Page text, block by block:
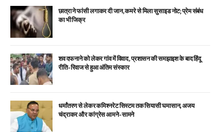
छात्रा ने फांसी लगाकर दी जान, कमरे से मिला सुसाइड नोट; प्रेम संबंध
का भी जिक्र
शव दफनाने को लेकर गांव में विवाद, प्रशासन की समझाइश के बाद हिंदू
रीति-रिवाज से हुआ अंतिम संस्कार
धर्मांतरण से लेकर कमिश्नरेट सिस्टम तक सियासी घमासान, अजय
चंद्राकर और कांग्रेस आमने-सामने